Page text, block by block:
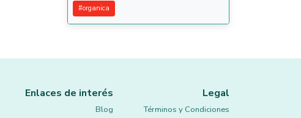
#organica
Enlaces de interés
Blog
Legal
Términos y Condiciones